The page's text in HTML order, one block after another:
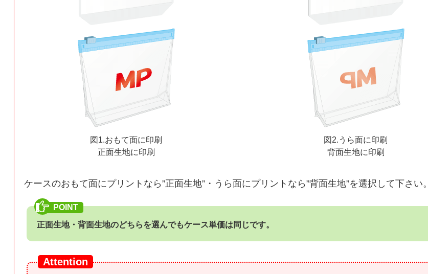
図1.おもて面に印刷
正面生地に印刷
図2.うら面に印刷
背面生地に印刷
ケースのおもて面にプリントなら”正面生地”・うら面にプリントなら”背面生地”を選択して下さい。
正面生地・背面生地のどちらを選んでもケース単価は同じです。